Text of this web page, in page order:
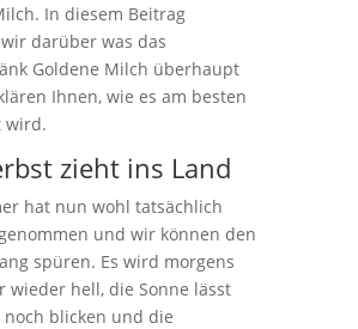
In diesem Beitrag
darüber was das
Goldene Milch überhaupt
Ihnen, wie es am besten
wird.
zieht ins Land
hat nun wohl tatsächlich
und wir können den
spüren. Es wird morgens
wieder hell, die Sonne lässt
noch blicken und die